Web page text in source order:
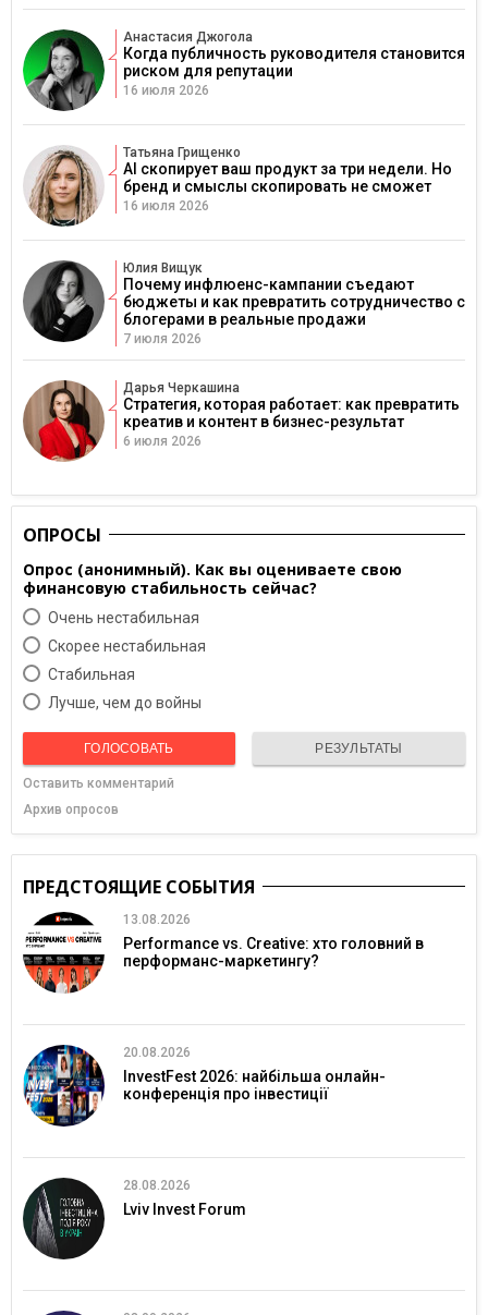
Анастасия Джогола
Когда публичность руководителя становится
риском для репутации
16 июля 2026
Татьяна Грищенко
AI скопирует ваш продукт за три недели. Но
бренд и смыслы скопировать не сможет
16 июля 2026
Юлия Вищук
Почему инфлюенс-кампании съедают
бюджеты и как превратить сотрудничество с
блогерами в реальные продажи
7 июля 2026
Дарья Черкашина
Стратегия, которая работает: как превратить
креатив и контент в бизнес-результат
6 июля 2026
ОПРОСЫ
Опрос (анонимный). Как вы оцениваете свою
финансовую стабильность сейчас?
Очень нестабильная
Скорее нестабильная
Cтабильная
Лучше, чем до войны
ГОЛОСОВАТЬ РЕЗУЛЬТАТЫ
Оставить комментарий
Архив опросов
ПРЕДСТОЯЩИЕ СОБЫТИЯ
13.08.2026
Performance vs. Creative: хто головний в
перформанс-маркетингу?
20.08.2026
InvestFest 2026: найбільша онлайн-
конференція про інвестиції
28.08.2026
Lviv Invest Forum